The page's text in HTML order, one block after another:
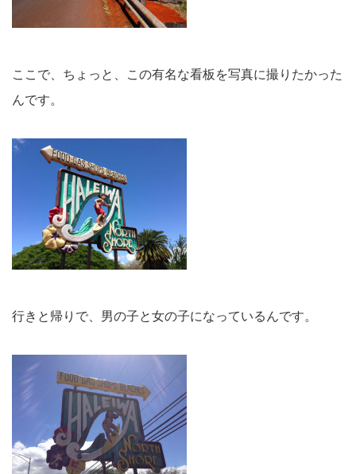
ここで、ちょっと、この有名な看板を写真に撮りたかった
んです。
行きと帰りで、男の子と女の子になっているんです。